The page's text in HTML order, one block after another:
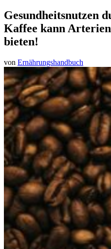
Gesundheitsnutzen
Kaffee kann
bieten!
von Ernährungshandbuch